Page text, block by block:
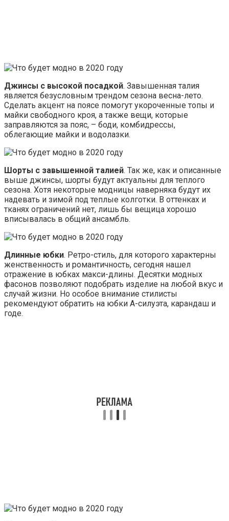
Джинсы с высокой посадкой. Завышенная талия
является безусловным трендом сезона весна-лето.
Сделать акцент на поясе помогут укороченные топы и
майки свободного кроя, а также вещи, которые
заправляются за пояс, – боди, комбидрессы,
облегающие майки и водолазки.
Шорты с завышенной талией. Так же, как и описанные
выше джинсы, шорты будут актуальны для теплого
сезона. Хотя некоторые модницы наверняка будут их
надевать и зимой под теплые колготки. В оттенках и
тканях ограничений нет, лишь бы вещица хорошо
вписывалась в общий ансамбль.
Длинные юбки. Ретро-стиль, для которого характерны
женственность и романтичность, сегодня нашел
отражение в юбках макси-длины. Десятки модных
фасонов позволяют подобрать изделие на любой вкус и
случай жизни. Но особое внимание стилисты
рекомендуют обратить на юбки А-силуэта, карандаш и
годе.